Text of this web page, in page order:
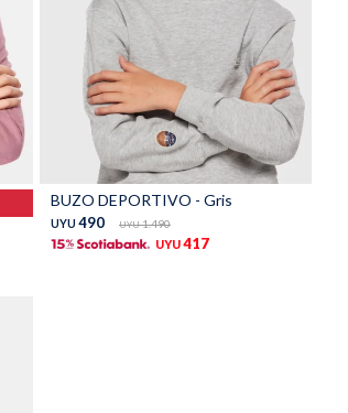
BUZO DEPORTIVO - Gris
UYU 490 UYU 1.490
UYU417